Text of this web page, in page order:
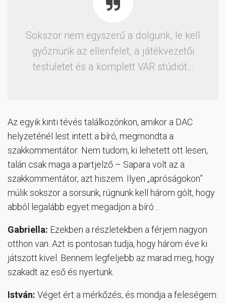
Sokszor nem egyszerű a dolgunk, le kell
győznünk az ellenfelet, a játékvezetői
testületet és a komplett VAR stúdiót…
Az egyik kinti tévés találkozónkon, amikor a DAC
helyzeténél lest intett a bíró, megmondta a
szakkommentátor: Nem tudom, ki lehetett ott lesen,
talán csak maga a partjelző – Sapara volt az a
szakkommentátor, azt hiszem. Ilyen „apróságokon”
múlik sokszor a sorsunk, rúgnunk kell három gólt, hogy
abból legalább egyet megadjon a bíró…
Gabriella: Ezekben a részletekben a férjem nagyon
otthon van. Azt is pontosan tudja, hogy három éve ki
játszott kivel. Bennem legfeljebb az marad meg, hogy
szakadt az eső és nyertünk.
István: Véget ért a mérkőzés, és mondja a feleségem: